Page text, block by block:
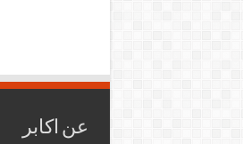
عن اكابر